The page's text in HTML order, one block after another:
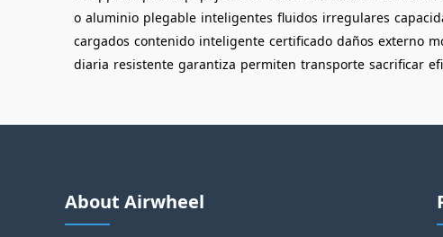
o aluminio plegable inteligentes fluidos irregulares
cargados contenido inteligente certificado daños externo
diaria resistente garantiza permiten transporte sacrificar
About Airwheel